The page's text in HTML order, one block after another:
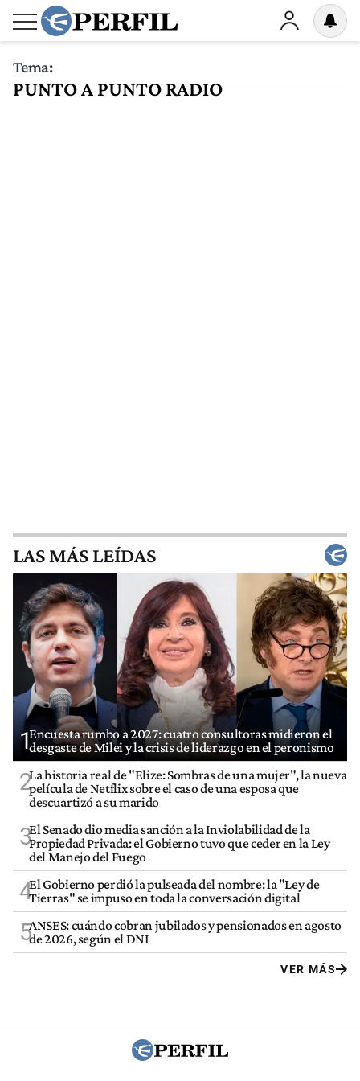
Tema:
PUNTO A PUNTO RADIO
LAS MÁS LEÍDAS
1Encuesta rumbo a 2027: cuatro consultoras midieron el
desgaste de Milei y la crisis de liderazgo en el peronismo
2La historia real de "Elize: Sombras de una mujer", la nueva
película de Netflix sobre el caso de una esposa que
descuartizó a su marido
3El Senado dio media sanción a la Inviolabilidad de la
Propiedad Privada: el Gobierno tuvo que ceder en la Ley
del Manejo del Fuego
4El Gobierno perdió la pulseada del nombre: la "Ley de
Tierras" se impuso en toda la conversación digital
5ANSES: cuándo cobran jubilados y pensionados en agosto
de 2026, según el DNI
VER MÁS